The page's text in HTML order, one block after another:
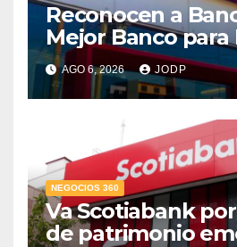
Reconocen a
Mejor Banco para
supera 14% del
crediticio
AGO 6, 2026 JODP
NEGOCIOS 360
Va Scotiabank
de patrimonio